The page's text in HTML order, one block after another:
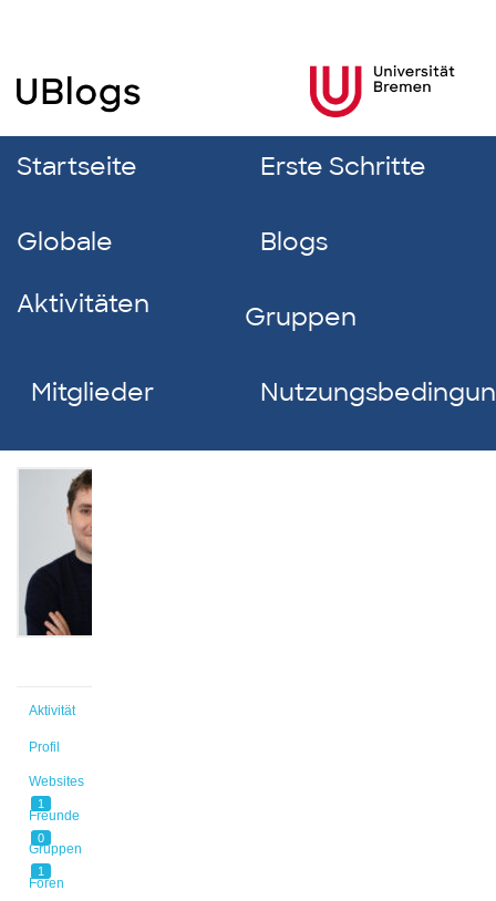
Startseite Erste Schritte
Globale
Aktivitäten
Blogs
Gruppen
Mitglieder
Aktivität
Profil
Websites
1
Freunde
0
Gruppen
1
Foren